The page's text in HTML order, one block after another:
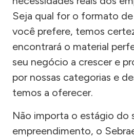
Seja qual for o formato
você prefere, temos
encontrará o material
seu negócio a crescer e
por nossas categorias e
temos a oferecer.
Não importa o estágio do
empreendimento, o